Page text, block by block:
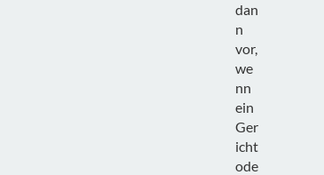
dan
n
vor,
we
nn
ein
Ger
icht
ode